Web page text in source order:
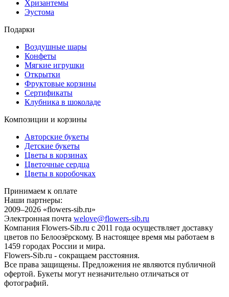
Хризантемы
Эустома
Подарки
Воздушные шары
Конфеты
Мягкие игрушки
Открытки
Фруктовые корзины
Сертификаты
Клубника в шоколаде
Композиции и корзины
Авторские букеты
Детские букеты
Цветы в корзинах
Цветочные сердца
Цветы в коробочках
Принимаем к оплате
Наши партнеры:
2009–2026 «flowers-sib.ru»
Электронная почта welove@flowers-sib.ru
Компания Flowers-Sib.ru с 2011 года осуществляет доставку
цветов по Белоозёрскому. В настоящее время мы работаем в
1459 городах России и мира.
Flowers-Sib.ru - сокращаем расстояния.
Все права защищены. Предложения не являются публичной
офертой. Букеты могут незначительно отличаться от
фотографий.